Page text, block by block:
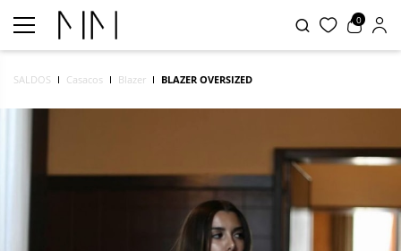
0
SALDOS Casacos Blazer BLAZER OVERSIZED